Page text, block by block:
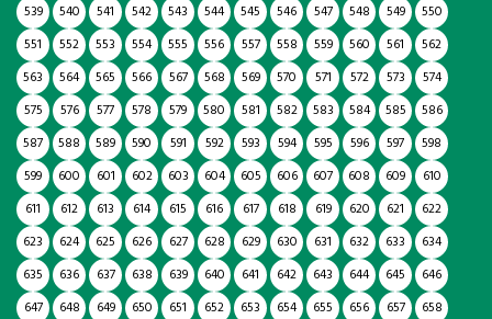
539
540 541 542 543 544 545 546 547 548 549
550
551
552 553 554 555 556 557 558 559 560 561
562
563
564 565 566 567 568 569 570 571 572 573
574
575
576 577 578 579 580 581 582 583 584 585
586
587
588 589 590 591 592 593 594 595 596 597
598
599
600 601 602 603 604 605 606 607 608 609
610
611
612 613 614 615 616 617 618 619 620 621
622
623
624 625 626 627 628 629 630 631 632 633
634
635
636 637 638 639 640 641 642 643 644 645
646
647
648 649 650 651 652 653 654 655 656 657
658